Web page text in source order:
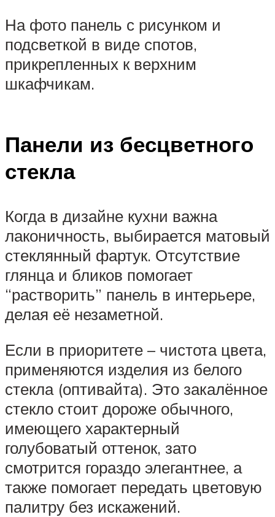
На фото панель с рисунком и
подсветкой в виде спотов,
прикрепленных к верхним
шкафчикам.
Панели из бесцветного
стекла
Когда в дизайне кухни важна
лаконичность, выбирается матовый
стеклянный фартук. Отсутствие
глянца и бликов помогает
“растворить” панель в интерьере,
делая её незаметной.
Если в приоритете – чистота цвета,
применяются изделия из белого
стекла (оптивайта). Это закалённое
стекло стоит дороже обычного,
имеющего характерный
голубоватый оттенок, зато
смотрится гораздо элегантнее, а
также помогает передать цветовую
палитру без искажений.